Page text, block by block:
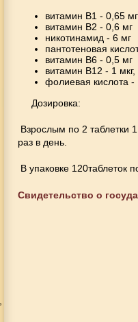
витамин В1 - 0,65 мг
витамин В2 - 0,6 мг
никотинамид - 6 мг
пантотеновая
витамин В6 - 0,5 мг
витамин В12 - 1 мкг,
фолиевая кислота -
Дозировка:
Взрослым по 2 таблетки
раз в день.
В упаковке 120таблеток
Свидетельство о